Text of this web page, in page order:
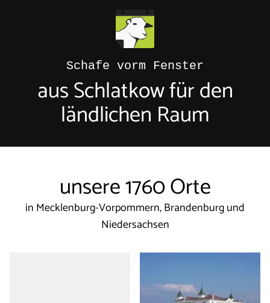
Schafe vorm Fenster
aus Schlatkow für den
ländlichen Raum
unsere1760Orte
in Mecklenburg-Vorpommern, Brandenburg und
Niedersachsen